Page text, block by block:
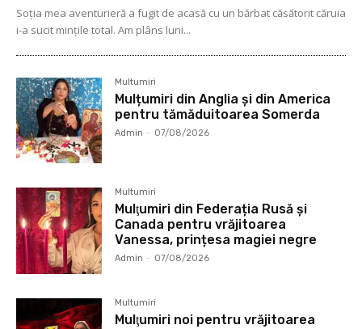
Soţia mea aventurieră a fugit de acasă cu un bărbat căsătorit căruia
i-a sucit mințile total. Am plâns luni...
Multumiri
Mulțumiri din Anglia și din America
pentru tămăduitoarea Somerda
Admin - 07/08/2026
Multumiri
Mulţumiri din Federația Rusă și
Canada pentru vrăjitoarea
Vanessa, prințesa magiei negre
Admin - 07/08/2026
Multumiri
Mulţumiri noi pentru vrăjitoarea